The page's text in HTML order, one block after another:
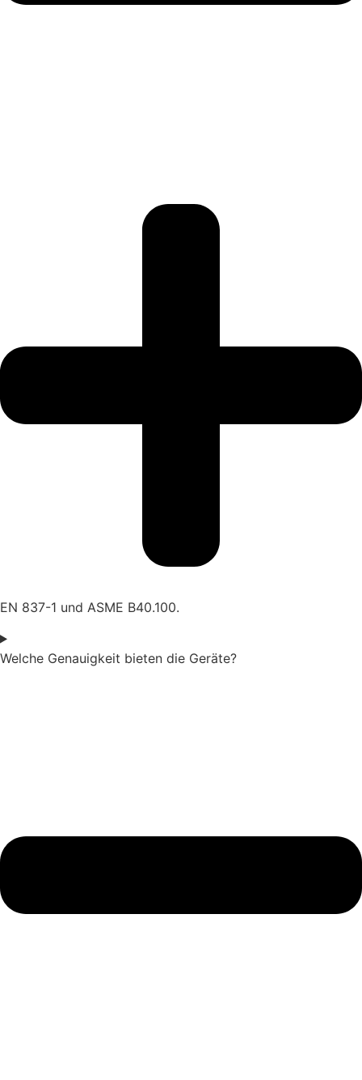
EN 837-1 und ASME B40.100.
Welche Genauigkeit bieten die Geräte?